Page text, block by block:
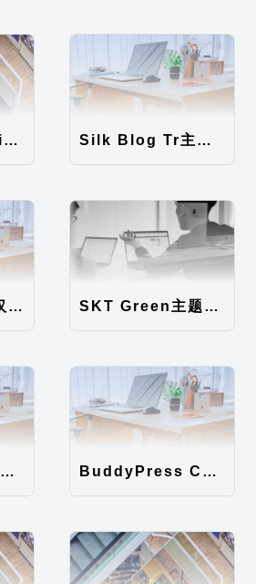
Clean Enterprise主题汉化包 Silk Blog Tr主题汉化包
The Funk主题汉化包 SKT Green主题汉化包
Squared主题汉化包 BuddyPress Colours主题汉化包